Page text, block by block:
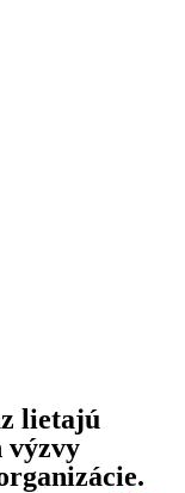
lietajú
výzvy